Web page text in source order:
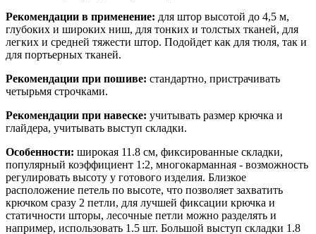
Рекомендации в применение: для штор высотой до 4,5 м,
глубоких и широких ниш, для тонких и толстых тканей, для
легких и средней тяжести штор. Подойдет как для тюля, так и
для портьерных тканей.
Рекомендации при пошиве: стандартно, пристрачивать
четырьмя строчками.
Рекомендации при навеске: учитывать размер крючка и
глайдера, учитывать выступ складки.
Особенности: широкая 11.8 см, фиксированные складки,
популярный коэффициент 1:2, многокарманная - возможность
регулировать высоту у готового изделия. Близкое
расположение петель по высоте, что позволяет захватить
крючком сразу 2 петли, для лучшей фиксации крючка и
статичности шторы, лесочные петли можно разделять и
например, использовать 1.5 шт. Большой выступ складки 1.8